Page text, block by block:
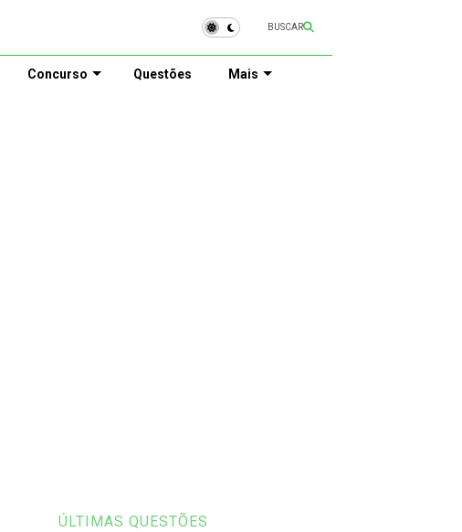
BUSCAR
Concurso Questões Mais
ÚLTIMAS QUESTÕES